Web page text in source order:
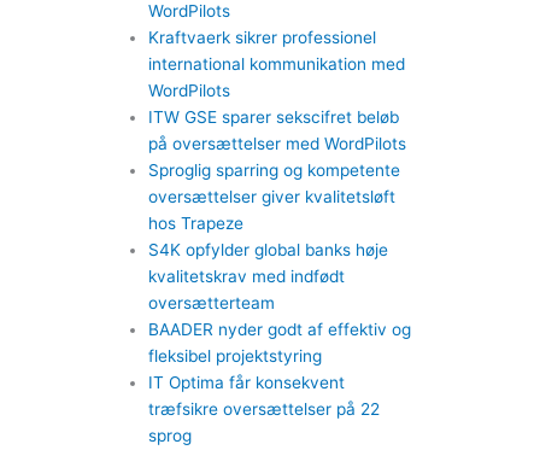
WordPilots
Kraftvaerk sikrer professionel
international kommunikation med
WordPilots
ITW GSE sparer sekscifret beløb
på oversættelser med WordPilots
Sproglig sparring og kompetente
oversættelser giver kvalitetsløft
hos Trapeze
S4K opfylder global banks høje
kvalitetskrav med indfødt
oversætterteam
BAADER nyder godt af effektiv og
fleksibel projektstyring
IT Optima får konsekvent
træfsikre oversættelser på 22
sprog